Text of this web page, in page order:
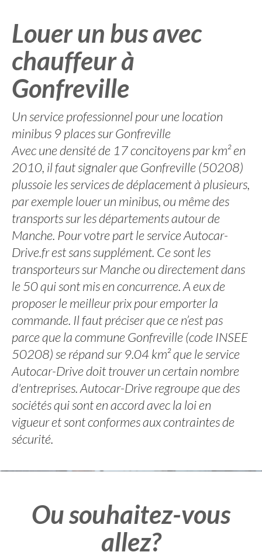
Louer un bus avec
chauffeur à
Gonfreville
Un service professionnel pour une location
minibus 9 places sur Gonfreville
Avec une densité de 17 concitoyens par km² en
2010, il faut signaler que Gonfreville (50208)
plussoie les services de déplacement à plusieurs,
par exemple louer un minibus, ou même des
transports sur les départements autour de
Manche. Pour votre part le service Autocar-
Drive.fr est sans supplément. Ce sont les
transporteurs sur Manche ou directement dans
le 50 qui sont mis en concurrence. A eux de
proposer le meilleur prix pour emporter la
commande. Il faut préciser que ce n’est pas
parce que la commune Gonfreville (code INSEE
50208) se répand sur 9.04 km² que le service
Autocar-Drive doit trouver un certain nombre
d'entreprises. Autocar-Drive regroupe que des
sociétés qui sont en accord avec la loi en
vigueur et sont conformes aux contraintes de
sécurité.
Ou souhaitez-vous
allez?